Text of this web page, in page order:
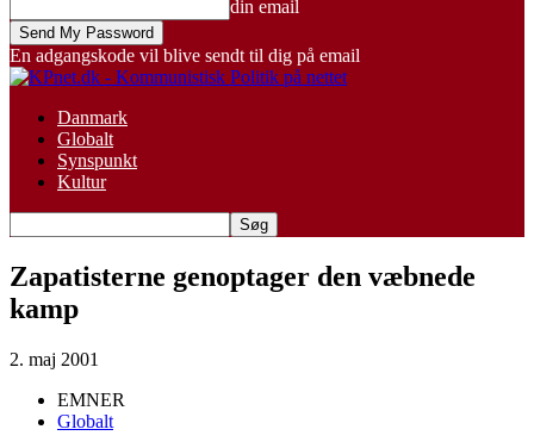
din email
En adgangskode vil blive sendt til dig på email
Danmark
Globalt
Synspunkt
Kultur
Zapatisterne genoptager den væbnede
kamp
2. maj 2001
EMNER
Globalt